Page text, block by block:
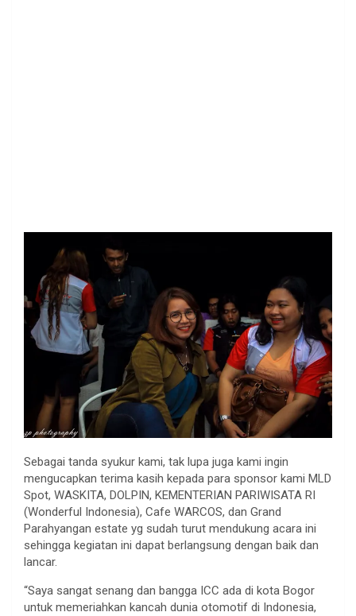
Sebagai tanda syukur kami, tak lupa juga kami ingin
mengucapkan terima kasih kepada para sponsor kami MLD
Spot, WASKITA, DOLPIN, KEMENTERIAN PARIWISATA RI
(Wonderful Indonesia), Cafe WARCOS, dan Grand
Parahyangan estate yg sudah turut mendukung acara ini
sehingga kegiatan ini dapat berlangsung dengan baik dan
lancar.
“Saya sangat senang dan bangga ICC ada di kota Bogor
untuk memeriahkan kancah dunia otomotif di Indonesia,